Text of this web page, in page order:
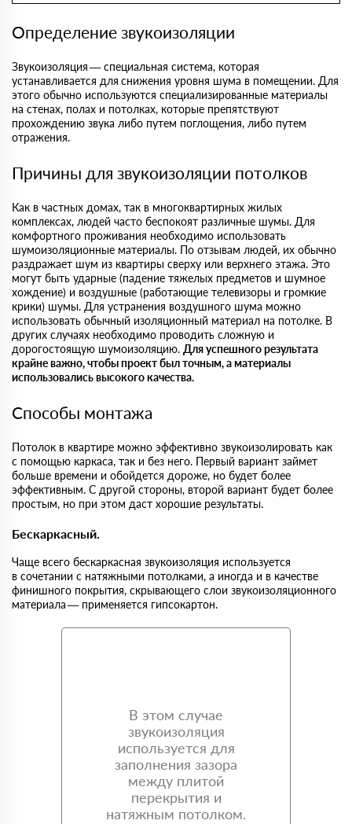
Определение звукоизоляции
Звукоизоляция — специальная система, которая
устанавливается для снижения уровня шума в помещении. Для
этого обычно используются специализированные материалы
на стенах, полах и потолках, которые препятствуют
прохождению звука либо путем поглощения, либо путем
отражения.
Причины для звукоизоляции потолков
Как в частных домах, так в многоквартирных жилых
комплексах, людей часто беспокоят различные шумы. Для
комфортного проживания необходимо использовать
шумоизоляционные материалы. По отзывам людей, их обычно
раздражает шум из квартиры сверху или верхнего этажа. Это
могут быть ударные (падение тяжелых предметов и шумное
хождение) и воздушные (работающие телевизоры и громкие
крики) шумы. Для устранения воздушного шума можно
использовать обычный изоляционный материал на потолке. В
других случаях необходимо проводить сложную и
дорогостоящую шумоизоляцию. Для успешного результата
крайне важно, чтобы проект был точным, а материалы
использовались высокого качества.
Способы монтажа
Потолок в квартире можно эффективно звукоизолировать как
с помощью каркаса, так и без него. Первый вариант займет
больше времени и обойдется дороже, но будет более
эффективным. С другой стороны, второй вариант будет более
простым, но при этом даст хорошие результаты.
Бескаркасный.
Чаще всего бескаркасная звукоизоляция используется
в сочетании с натяжными потолками, а иногда и в качестве
финишного покрытия, скрывающего слои звукоизоляционного
материала — применяется гипсокартон.
В этом случае
звукоизоляция
используется для
заполнения зазора
между плитой
перекрытия и
натяжным потолком.